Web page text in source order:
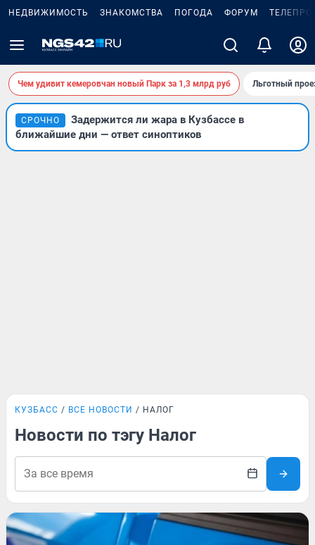
НЕДВИЖИМОСТЬ ЗНАКОМСТВА ПОГОДА ФОРУМ
Чем удивит кемеровчан новый Парк за 1,3 млрд руб Льготный
СРОЧНО
Задержится ли жара в Кузбассе в
ближайшие дни — ответ синоптиков
КУЗБАСС ВСЕ НОВОСТИ НАЛОГ
Новости по тэгу Налог